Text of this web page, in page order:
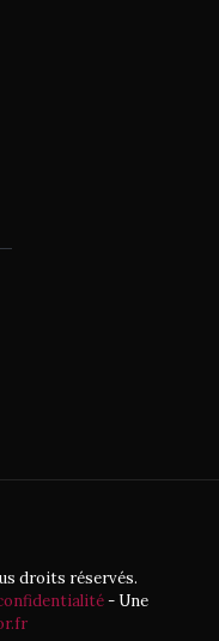
droits réservés.
- Une